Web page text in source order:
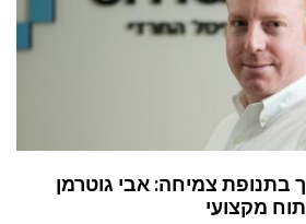
צמיחה: אבי גוטרמן
מקצועי